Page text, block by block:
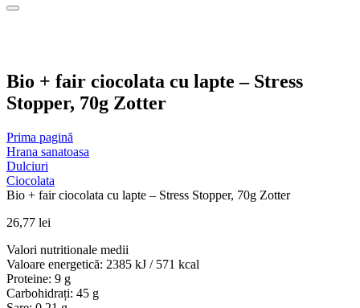
Bio + fair ciocolata cu lapte – Stress
Stopper, 70g Zotter
Prima pagină
Hrana sanatoasa
Dulciuri
Ciocolata
Bio + fair ciocolata cu lapte – Stress Stopper, 70g Zotter
26,77 lei
Valori nutritionale medii
Valoare energetică: 2385 kJ / 571 kcal
Proteine: 9 g
Carbohidrați: 45 g